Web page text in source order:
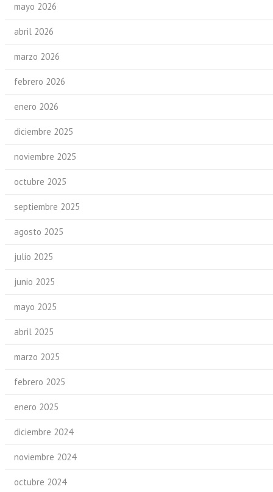
mayo 2026
abril 2026
marzo 2026
febrero 2026
enero 2026
diciembre 2025
noviembre 2025
octubre 2025
septiembre 2025
agosto 2025
julio 2025
junio 2025
mayo 2025
abril 2025
marzo 2025
febrero 2025
enero 2025
diciembre 2024
noviembre 2024
octubre 2024